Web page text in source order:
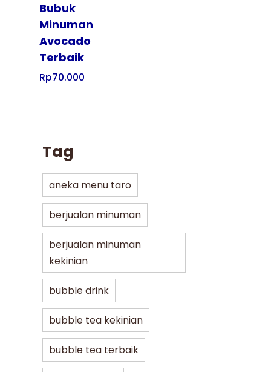
Bubuk
Minuman
Avocado
Terbaik
Rp70.000
Tag
aneka menu taro
berjualan minuman
berjualan minuman
kekinian
bubble drink
bubble tea kekinian
bubble tea terbaik